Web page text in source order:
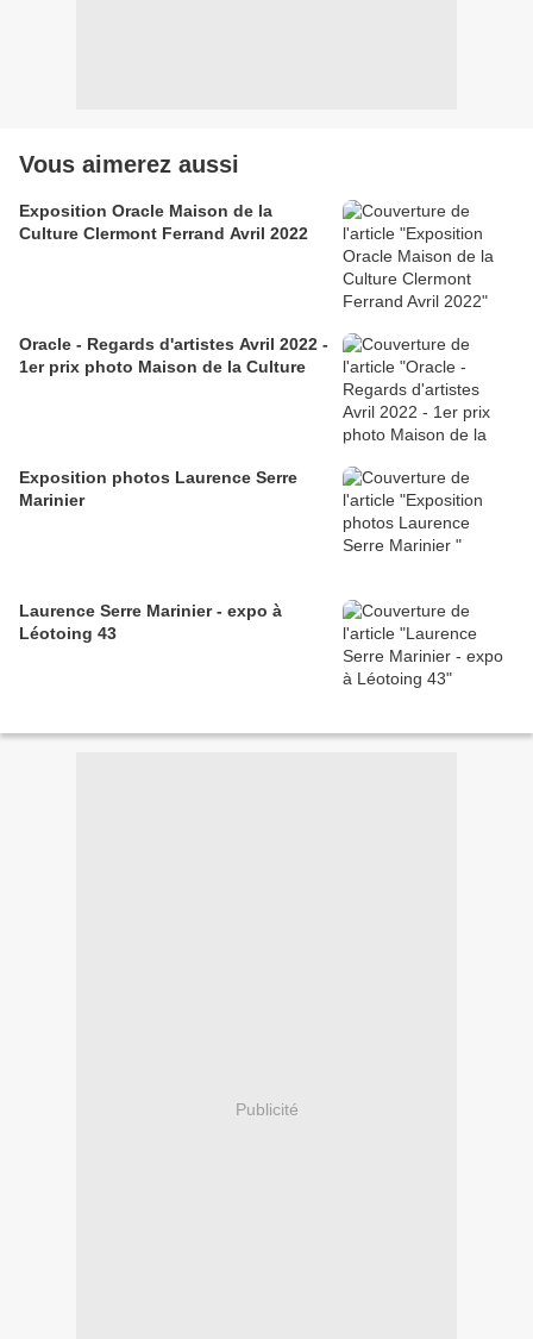
Vous aimerez aussi
Exposition Oracle Maison de la
Culture Clermont Ferrand Avril 2022
Oracle - Regards d'artistes Avril 2022 -
1er prix photo Maison de la Culture
Exposition photos Laurence Serre
Marinier
Laurence Serre Marinier - expo à
Léotoing 43
Publicité